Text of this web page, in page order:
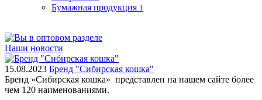
Бумажная продукция 1
Наши новости
15.08.2023 Бренд "Сибирская кошка"
Бренд «Сибирская кошка» представлен на нашем сайте более
чем 120 наименованиями.